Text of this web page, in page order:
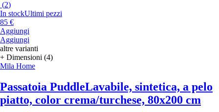
(2)
In stockUltimi pezzi
85 €
Aggiungi
Aggiungi
altre varianti
+ Dimensioni (4)
Mila Home
Passatoia PuddleLavabile, sintetica, a pelo
piatto, color crema/turchese, 80x200 cm